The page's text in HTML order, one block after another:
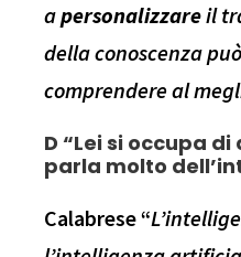
apersonalizzareil
della conoscenza
comprendere al
D “Lei si occupa
parla molto
Calabrese “